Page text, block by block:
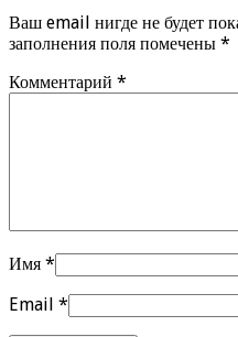
Ваш email нигде не будет
заполнения поля помечены *
Комментарий *
Имя *
Email *